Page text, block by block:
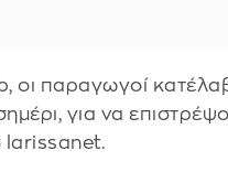
οι παραγωγοί
για να
larissanet.